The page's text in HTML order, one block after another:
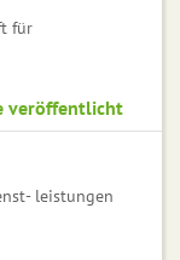
für
veröffentlicht
leistungen